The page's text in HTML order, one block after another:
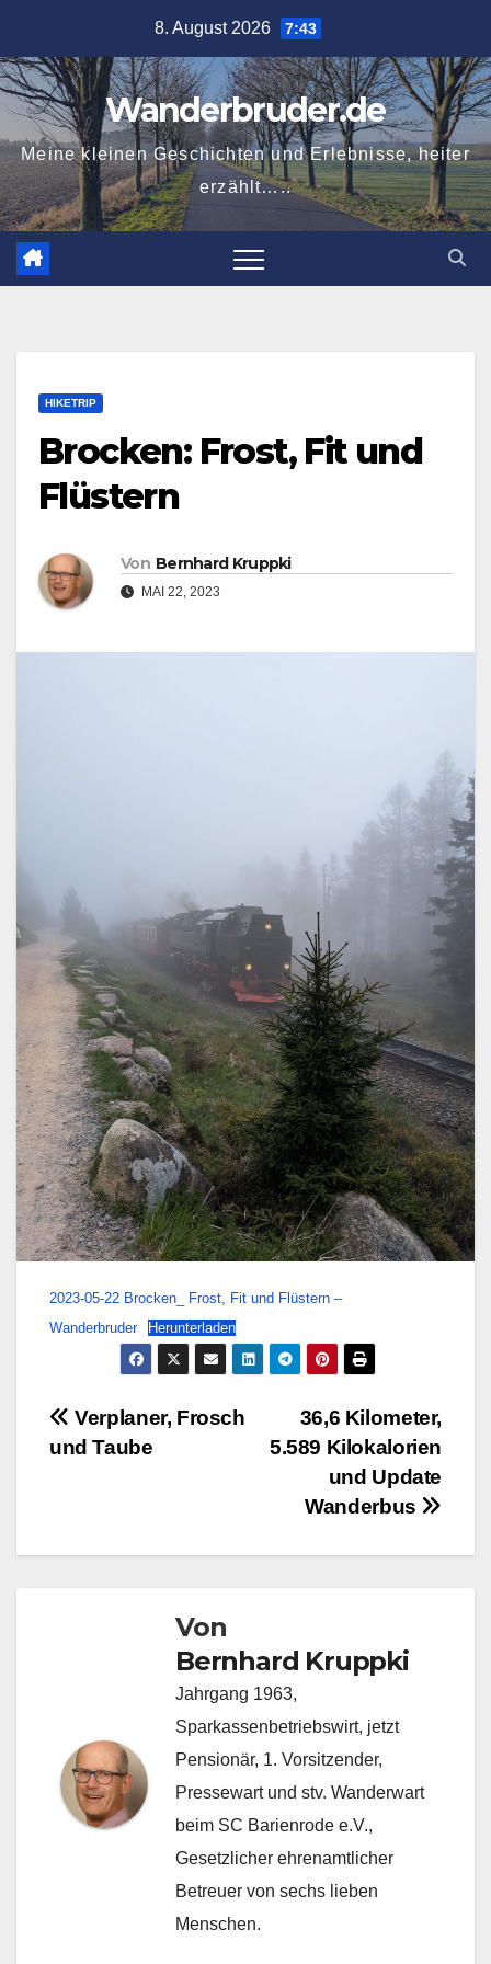
springen
8. August 2026 7:43
Wanderbruder.de
Meine kleinen Geschichten und Erlebnisse, heiter
erzählt…..
HIKETRIP
Brocken: Frost, Fit und
Flüstern
Von Bernhard Kruppki
MAI 22, 2023
2023-05-22 Brocken_ Frost, Fit und Flüstern –
Wanderbruder
Herunterladen
Beitragsnavigation36,6 Kilometer,
5.589 Kilokalorien
und Update
Wanderbus
Verplaner, Frosch
und Taube
Von
Bernhard Kruppki
Jahrgang 1963,
Sparkassenbetriebswirt, jetzt
Pensionär, 1. Vorsitzender,
Pressewart und stv. Wanderwart
beim SC Barienrode e.V.,
Gesetzlicher ehrenamtlicher
Betreuer von sechs lieben
Menschen.